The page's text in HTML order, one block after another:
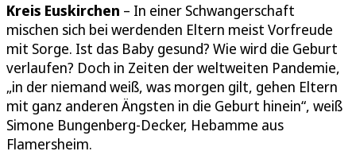
Kreis Euskirchen – In einer Schwangerschaft
mischen sich bei werdenden Eltern meist Vorfreude
mit Sorge. Ist das Baby gesund? Wie wird die Geburt
verlaufen? Doch in Zeiten der weltweiten Pandemie,
„in der niemand weiß, was morgen gilt, gehen Eltern
mit ganz anderen Ängsten in die Geburt hinein“, weiß
Simone Bungenberg-Decker, Hebamme aus
Flamersheim.